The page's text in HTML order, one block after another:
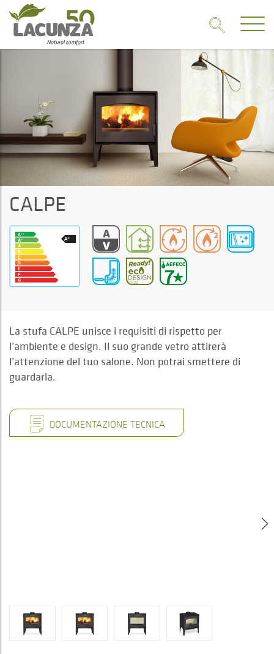
CALPE
La stufa CALPE unisce i requisiti di rispetto per
l’ambiente e design. Il suo grande vetro attirerà
l’attenzione del tuo salone. Non potrai smettere di
guardarla.
DOCUMENTAZIONE TECNICA